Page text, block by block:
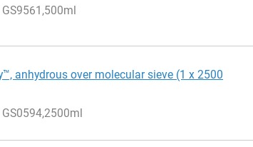
GS9561,500ml
anhydrous over molecular sieve (1 x 2500
GS0594,2500ml